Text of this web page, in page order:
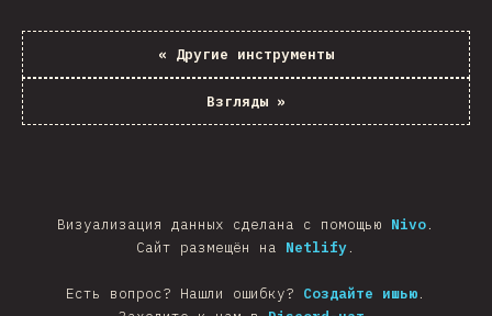
« Другие инструменты
Взгляды »
Визуализация данных сделана с помощью Nivo.
Сайт размещён на Netlify.
Есть вопрос? Нашли ошибку? Создайте ишью.